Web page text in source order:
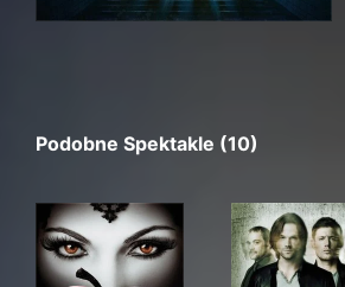
Podobne Spektakle (10)